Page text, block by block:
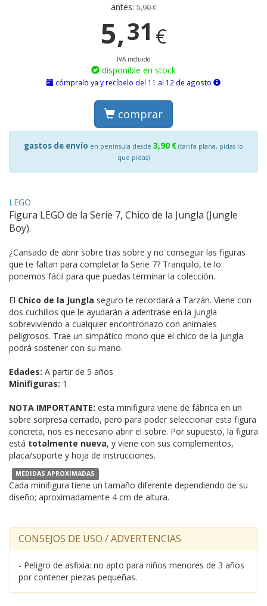
antes:5,90 €
5,31 €
IVA incluido
disponible en stock
cómpralo ya y recíbelo del 11 al 12 de agosto
comprar
gastos de envío en península desde 3,90 € (tarifa plana, pidas lo
que pidas)
LEGO
Figura LEGO de la Serie 7, Chico de la Jungla (Jungle
Boy).
¿Cansado de abrir sobre tras sobre y no conseguir las figuras
que te faltan para completar la Serie 7? Tranquilo, te lo
ponemos fácil para que puedas terminar la colección.
El Chico de la Jungla seguro te recordará a Tarzán. Viene con
dos cuchillos que le ayudarán a adentrase en la jungla
sobreviviendo a cualquier encontronazo con animales
peligrosos. Trae un simpático mono que el chico de la jungla
podrá sostener con su mano.
Edades: A partir de 5 años
Minifiguras: 1
NOTA IMPORTANTE: esta minifigura viene de fábrica en un
sobre sorpresa cerrado, pero para poder seleccionar esta figura
concreta, nos es necesario abrir el sobre. Por supuesto, la figura
está totalmente nueva, y viene con sus complementos,
placa/soporte y hoja de instrucciones.
MEDIDAS APROXIMADAS
Cada minifigura tiene un tamaño diferente dependiendo de su
diseño; aproximadamente 4 cm de altura.
CONSEJOS DE USO / ADVERTENCIAS
- Peligro de asfixia: no apto para niños menores de 3 años
por contener piezas pequeñas.